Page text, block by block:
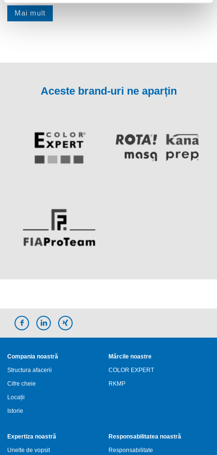
Mai mult
Aceste brand-uri ne aparțin
Compania noastră
Structura afacerii
Cifre cheie
Locații
Istorie
Mărcile noastre
COLOR EXPERT
RKMP
Expertiza noastră
Unelte de vopsit
Responsabilitatea noastră
Responsabilitate